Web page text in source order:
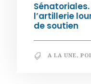
l’artillerie
de soutien
A LA UNE,